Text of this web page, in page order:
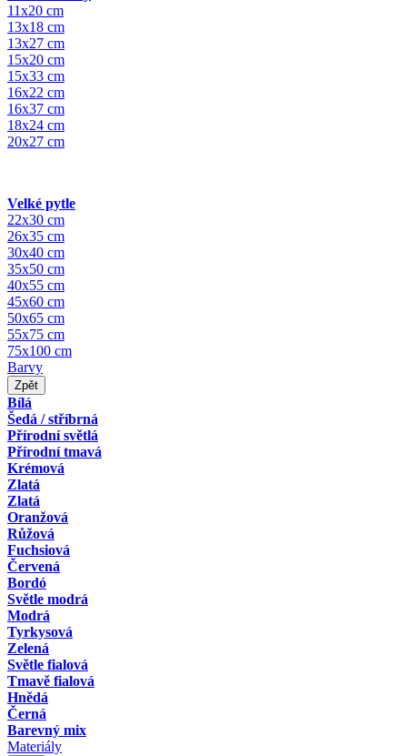
11x20 cm
13x18 cm
13x27 cm
15x20 cm
15x33 cm
16x22 cm
16x37 cm
18x24 cm
20x27 cm
Velké pytle
22x30 cm
26x35 cm
30x40 cm
35x50 cm
40x55 cm
45x60 cm
50x65 cm
55x75 cm
75x100 cm
Barvy
Zpět
Bílá
Šedá / stříbrná
Přírodní světlá
Přírodní tmavá
Krémová
Zlatá
Zlatá
Oranžová
Růžová
Fuchsiová
Červená
Bordó
Světle modrá
Modrá
Tyrkysová
Zelená
Světle fialová
Tmavě fialová
Hnědá
Černá
Barevný mix
Materiály